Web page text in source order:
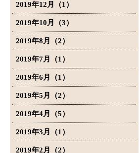
2019年12月（1）
2019年10月（3）
2019年8月（2）
2019年7月（1）
2019年6月（1）
2019年5月（2）
2019年4月（5）
2019年3月（1）
2019年2月（2）